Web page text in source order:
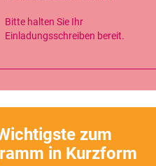
Bitte halten Sie Ihr
Einladungsschreiben bereit.
zum
in Kurzform